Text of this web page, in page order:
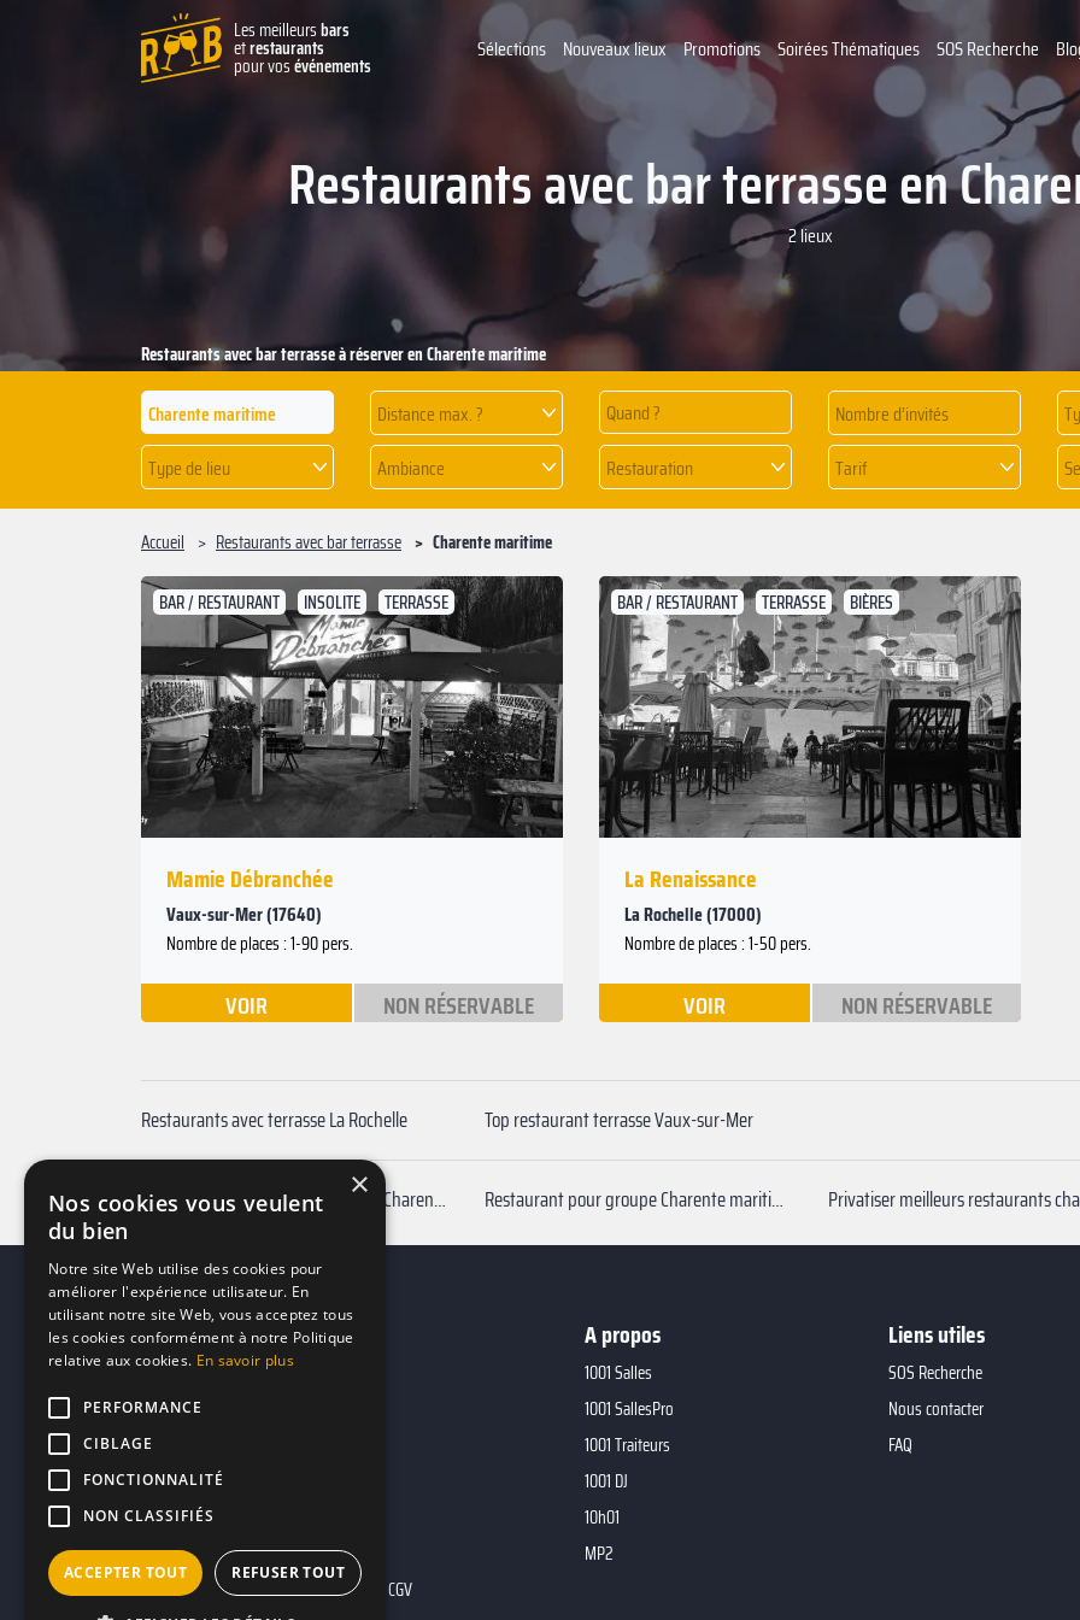
Les meilleursbars
etrestaurants
pour vosévénements
Sélections Nouveaux lieux Promotions Soirées Thématiques SOS Recherche
Restaurants avec bar terrasse en
2 lieux
Distance max. ? Quand ?
Type de lieu
Ambiance Restauration Tarif
Restaurants avec bar terrasse à réserver en Charente maritime
Accueil Restaurants avec bar terrasse Charente maritime
BAR / RESTAURANT INSOLITE TERRASSE
Précédent
Suivant
Mamie Débranchée
Vaux-sur-Mer (17640)
Nombre de places : 1-90 pers.
VOIR NON RÉSERVABLE
BAR / RESTAURANT TERRASSE BIÈRES
Précédent
Suivant
La Renaissance
La Rochelle (17000)
Nombre de places : 1-50 pers.
VOIR NON RÉSERVABLE
Restaurants avec terrasse La Rochelle Top restaurant terrasse Vaux-sur-Mer
Restaurants pour un anniversaire Charente maritime Restaurant pour groupe Charente maritime
Mentions légales CGU CGV
A propos
1001 Salles
1001 SallesPro
1001 Traiteurs
1001 DJ
10h01
MP2
Liens utiles
SOS Recherche
Nous contacter
FAQ
×
Nos cookies vous veulent
du bien
Notre site Web utilise des cookies pour
améliorer l'expérience utilisateur. En
utilisant notre site Web, vous acceptez tous
les cookies conformément à notre Politique
relative aux cookies. En savoir plus
PERFORMANCE
CIBLAGE
FONCTIONNALITÉ
NON CLASSIFIÉS
ACCEPTER TOUT REFUSER TOUT